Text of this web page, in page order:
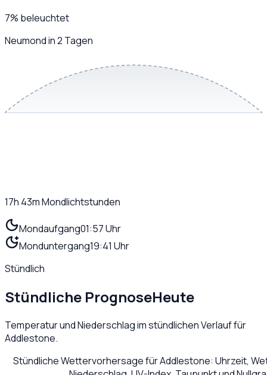
7% beleuchtet
Neumond in 2 Tagen
17h 43mMondlichtstunden
Mondaufgang01:57 Uhr
Monduntergang19:41 Uhr
Stündlich
Stündliche PrognoseHeute
Temperatur und Niederschlag im stündlichen Verlauf für
Addlestone.
Stündliche Wettervorhersage fürAddlestone: Uhrzeit,